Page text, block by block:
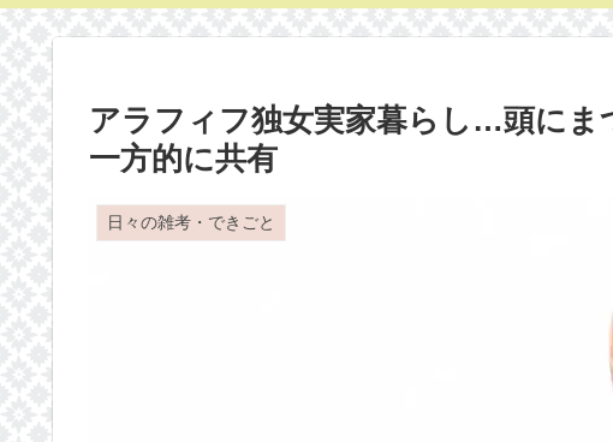
アラフィフ独女実家暮らし…頭にま
一方的に共有
日々の雑考・できごと